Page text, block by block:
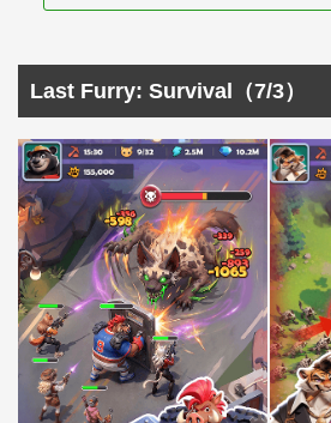
Last Furry: Survival（7/3）